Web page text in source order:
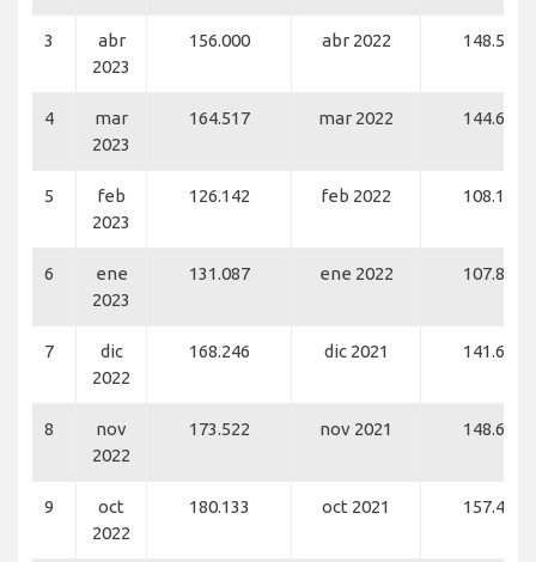
3
abr
2023
156.000 abr 2022 148.524
4
mar
2023
164.517 mar 2022 144.613
5
feb
2023
126.142 feb 2022 108.160
6
ene
2023
131.087 ene 2022 107.895
7
dic
2022
168.246 dic 2021 141.627
8
nov
2022
173.522 nov 2021 148.623
9
oct
2022
180.133 oct 2021 157.486